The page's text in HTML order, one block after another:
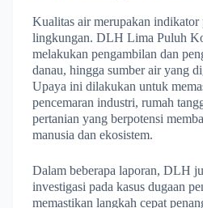
Kualitas air merupakan indikator
lingkungan. DLH Lima Puluh
melakukan pengambilan dan
danau, hingga sumber air yang
Upaya ini dilakukan untuk
pencemaran industri, rumah
pertanian yang berpotensi
manusia dan ekosistem.
Dalam beberapa laporan, DLH
investigasi pada kasus dugaan
memastikan langkah cepat